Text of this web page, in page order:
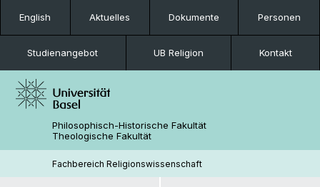
English Aktuelles Dokumente Personen
Studienangebot UB Religion Kontakt
Philosophisch-Historische Fakultät
Theologische Fakultät
Fachbereich Religionswissenschaft